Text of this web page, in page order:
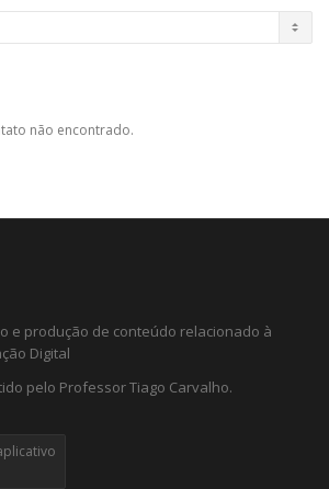
não encontrado.
e produção de conteúdo relacionado à
Digital
pelo Professor Tiago Carvalho.